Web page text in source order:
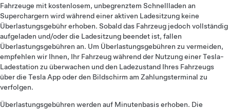
Fahrzeuge mit kostenlosem, unbegrenztem Schnellladen an
Superchargern wird während einer aktiven Ladesitzung keine
Überlastungsgebühr erhoben. Sobald das Fahrzeug jedoch vollständig
aufgeladen und/oder die Ladesitzung beendet ist, fallen
Überlastungsgebühren an. Um Überlastungsgebühren zu vermeiden,
empfehlen wir Ihnen, Ihr Fahrzeug während der Nutzung einer Tesla-
Ladestation zu überwachen und den Ladezustand Ihres Fahrzeugs
über die Tesla App oder den Bildschirm am Zahlungsterminal zu
verfolgen.
Überlastungsgebühren werden auf Minutenbasis erhoben. Die